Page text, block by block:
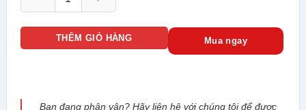
THÊM GIỎ HÀNG Mua ngay
Bạn đang phân vân? Hãy liên hệ với chúng tôi để được